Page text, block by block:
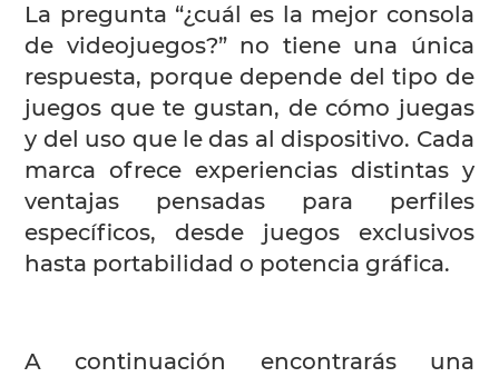
La pregunta “¿cuál es la mejor consola
de videojuegos?” no tiene una única
respuesta, porque depende del tipo de
juegos que te gustan, de cómo juegas
y del uso que le das al dispositivo. Cada
marca ofrece experiencias distintas y
ventajas pensadas para perfiles
específicos, desde juegos exclusivos
hasta portabilidad o potencia gráfica.
A continuación encontrarás una